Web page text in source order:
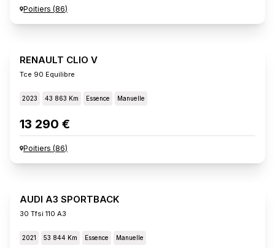
Poitiers (86)
RENAULT CLIO V
Tce 90 Equilibre
2023 43 863 Km Essence Manuelle
13 290 €
Poitiers (86)
AUDI A3 SPORTBACK
30 Tfsi 110 A3
2021 53 844 Km Essence Manuelle